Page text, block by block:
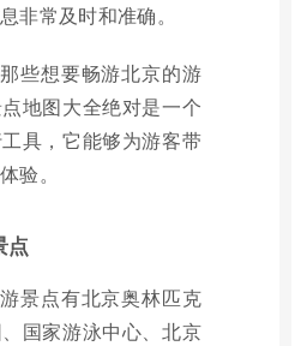
非常及时和准确。
些想要畅游北京的游
地图大全绝对是一个
具，它能够为游客带
验。
点
景点有北京奥林匹克
国家游泳中心、北京